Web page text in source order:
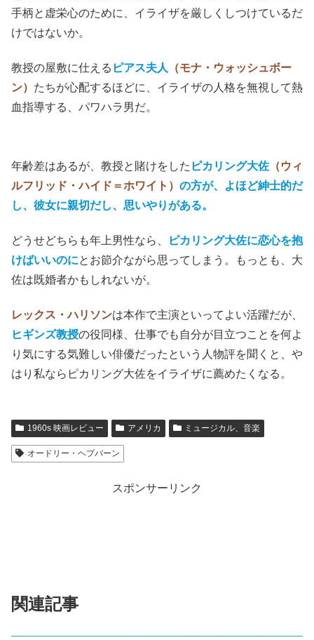
手柄と虚栄心のために、イライザを厳しくしつけているだ
けではないか。
教授の屋敷に仕える ピアス夫人
（モナ・ウォッシュボー
ン） たちが心配するほどに、イライザの人格を無視して熱
血指導する、パワハラ男だ。
年齢差はあるが、教授と賭けをした ピカリング大佐 （ウィ
ルフリッド・ハイド＝ホワイト） の方が、よほど紳士的だ
し、彼女に親切だし、思いやりがある。
どうせどちらも年上男性なら、
ピカリング大佐に恋心を抱
けばいいのにとお節介ながら思ってしまう。もっとも、大
佐は既婚者かもしれないが。
レックス・ハリソンは本作で主演といってよい活躍だが、
ヒギンズ教授の役同様、仕事でも自分が目立つことを何よ
り気にする気難しい俳優だったという人物評を聞くと、や
はり私ならピカリング大佐をイライザに薦めたくなる。
1960s 映画レビュー アメリカ ミュージカル、音楽
オードリー・ヘプバーン
スポンサーリンク
関連記事